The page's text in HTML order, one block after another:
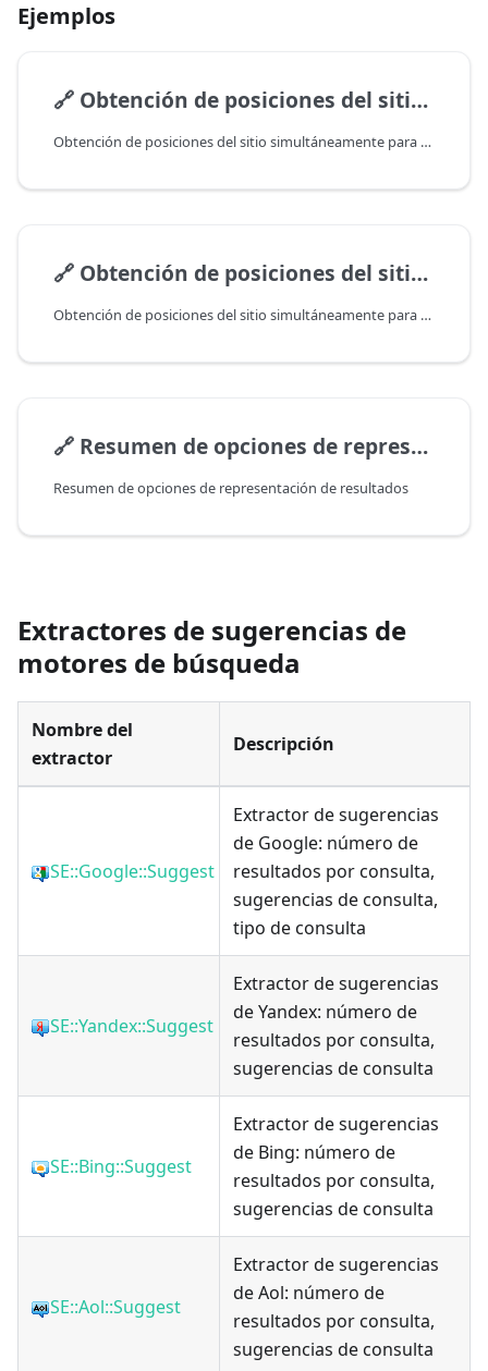
Ejemplos
🔗 Obtención de posiciones del sitio simultáneamente para varias regiones
Obtención de posiciones del sitio simultáneamente para varias regiones
🔗 Obtención de posiciones del sitio simultáneamente para varias regiones
Obtención de posiciones del sitio simultáneamente para varias regiones
🔗 Resumen de opciones de representación de resultados
Resumen de opciones de representación de resultados
Extractores de sugerencias de
motores de búsqueda
Nombre del
extractor
Descripción
SE::Google::Suggest
Extractor de sugerencias
de Google: número de
resultados por consulta,
sugerencias de consulta,
tipo de consulta
SE::Yandex::Suggest
Extractor de sugerencias
de Yandex: número de
resultados por consulta,
sugerencias de consulta
SE::Bing::Suggest
Extractor de sugerencias
de Bing: número de
resultados por consulta,
sugerencias de consulta
SE::Aol::Suggest
Extractor de sugerencias
de Aol: número de
resultados por consulta,
sugerencias de consulta